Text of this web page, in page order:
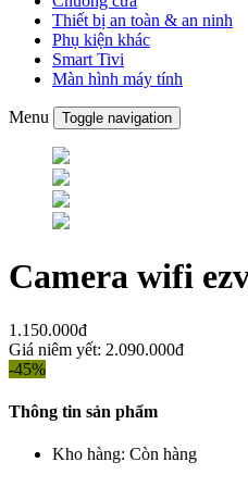
Thiết bị an toàn & an ninh
Phụ kiện khác
Smart Tivi
Màn hình máy tính
Menu Toggle navigation
Camera wifi
1.150.000đ
Giá niêm yết: 2.090.000đ
-45%
Thông tin sản phẩm
Kho hàng: Còn hàng